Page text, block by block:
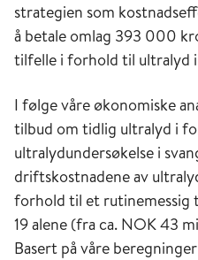
strategien som
å betale omlag 393 000
tilfelle i forhold til ultralyd i
I følge våre økonomiske
tilbud om tidlig ultralyd i
ultralydundersøkelse i
driftskostnadene av
forhold til et rutinemessig
19 alene (fra ca. NOK 43
Basert på våre